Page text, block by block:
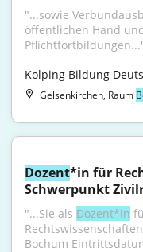
"...sowie
öffentlichen Hand
Kolping Bildung
Gelsenkirchen, Raum
Dozent*in für
Schwerpunkt
"...Sie als Dozent*in
Bochum